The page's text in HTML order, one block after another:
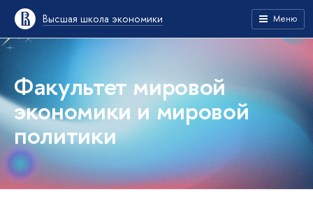
Высшая школа экономики Меню
Факультет мировой
экономики и мировой
политики